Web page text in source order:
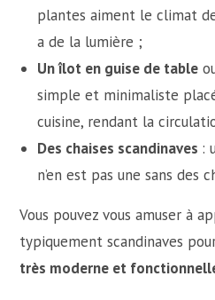
plantes aiment le climat
a de la lumière ;
Un îlot en guise de table
simple et minimaliste
cuisine, rendant la
Des chaises scandinaves :
n’en est pas une sans des
Vous pouvez vous amuser à
typiquement scandinaves
très moderne et